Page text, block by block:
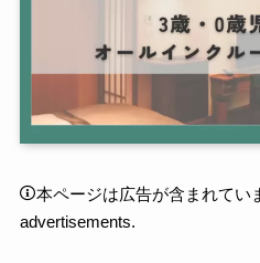
本ページは広告が含まれてい
advertisements.